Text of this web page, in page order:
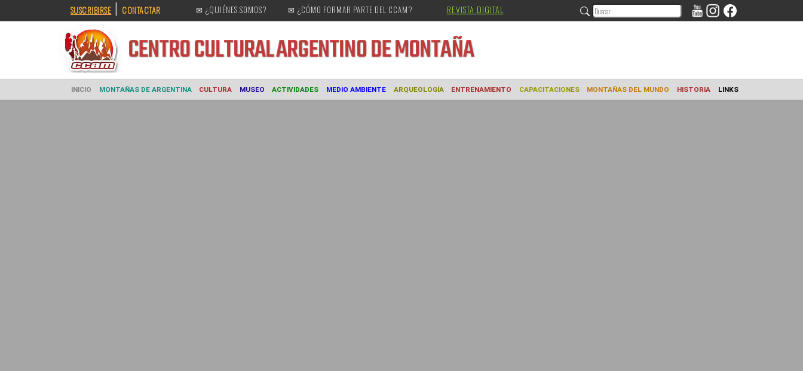
SUSCRIBIRSE | CONTACTAR ✉ ¿QUIÉNES SOMOS? ✉ ¿CÓMO FORMAR PARTE DEL CCAM? REVISTA DIGITAL
CENTRO CULTURALARGENTINO DE MONTAÑA
INICIO MONTAÑAS DE ARGENTINA CULTURA MUSEO ACTIVIDADES MEDIO AMBIENTE ARQUEOLOGÍA ENTRENAMIENTO CAPACITACIONES MONTAÑAS DEL MUNDO HISTORIA